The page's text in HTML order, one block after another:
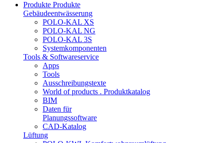
Produkte Produkte
Gebäudeentwässerung
POLO-KAL XS
POLO-KAL NG
POLO-KAL 3S
Systemkomponenten
Tools & Softwareservice
Apps
Tools
Ausschreibungstexte
World of products . Produktkatalog
BIM
Daten für
Planungssoftware
CAD-Katalog
Lüftung